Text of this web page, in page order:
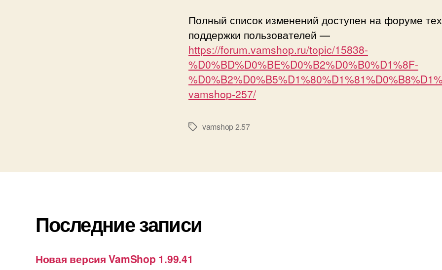
Полный список изменений доступен на форуме
поддержки пользователей —
https://forum.vamshop.ru/topic/15838-
%D0%BD%D0%BE%D0%B2%D0%B0%D1%8F-
vamshop-257/
Меткиvamshop 2.57
Последние записи
Новая версия VamShop 1.99.41